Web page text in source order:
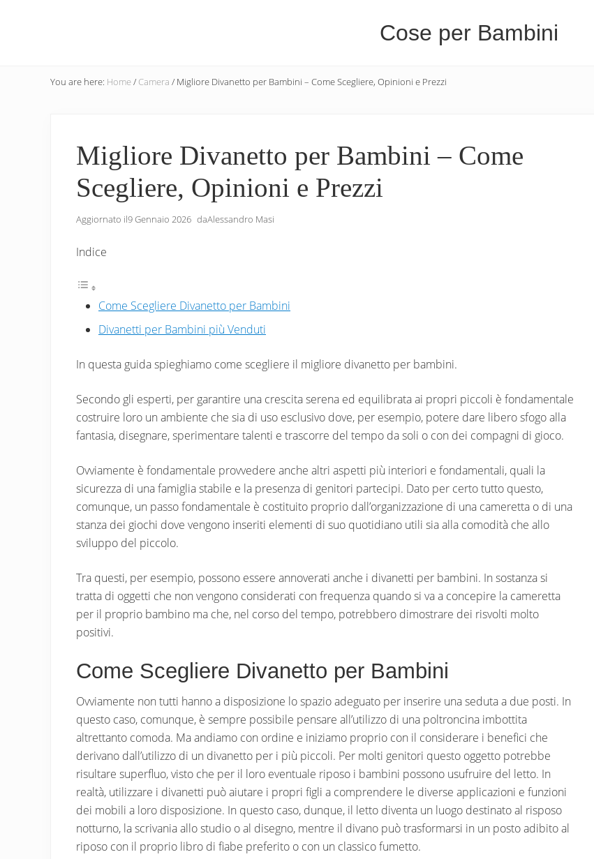
Cose per Bambini
Servono
per
You are here: Home/ Camera / Migliore Divanetto per Bambini – Come Scegliere, Opinioni e Prezzi
Migliore Divanetto per Bambini – Come
Scegliere, Opinioni e Prezzi
Aggiornato il9 Gennaio 2026 daAlessandro Masi
Indice
Come Scegliere Divanetto per Bambini
Divanetti per Bambini più Venduti
In questa guida spieghiamo come scegliere il migliore divanetto per bambini.
Secondo gli esperti, per garantire una crescita serena ed equilibrata ai propri piccoli è fondamentale
costruire loro un ambiente che sia di uso esclusivo dove, per esempio, potere dare libero sfogo alla
fantasia, disegnare, sperimentare talenti e trascorre del tempo da soli o con dei compagni di gioco.
Ovviamente è fondamentale provvedere anche altri aspetti più interiori e fondamentali, quali la
sicurezza di una famiglia stabile e la presenza di genitori partecipi. Dato per certo tutto questo,
comunque, un passo fondamentale è costituito proprio dall’organizzazione di una cameretta o di una
stanza dei giochi dove vengono inseriti elementi di suo quotidiano utili sia alla comodità che allo
sviluppo del piccolo.
Tra questi, per esempio, possono essere annoverati anche i divanetti per bambini. In sostanza si
tratta di oggetti che non vengono considerati con frequenza quando si va a concepire la cameretta
per il proprio bambino ma che, nel corso del tempo, potrebbero dimostrare dei risvolti molto
positivi.
Come Scegliere Divanetto per Bambini
Ovviamente non tutti hanno a disposizione lo spazio adeguato per inserire una seduta a due posti. In
questo caso, comunque, è sempre possibile pensare all’utilizzo di una poltroncina imbottita
altrettanto comoda. Ma andiamo con ordine e iniziamo proprio con il considerare i benefici che
derivano dall’utilizzo di un divanetto per i più piccoli. Per molti genitori questo oggetto potrebbe
risultare superfluo, visto che per il loro eventuale riposo i bambini possono usufruire del letto. In
realtà, utilizzare i divanetti può aiutare i propri figli a comprendere le diverse applicazioni e funzioni
dei mobili a loro disposizione. In questo caso, dunque, il letto diventa un luogo destinato al risposo
notturno, la scrivania allo studio o al disegno, mentre il divano può trasformarsi in un posto adibito al
riposo con il proprio libro di fiabe preferito o con un classico fumetto.